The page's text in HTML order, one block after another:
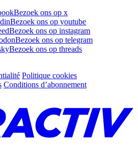
Bezoek ons op x
Bezoek ons op youtube
Bezoek ons op instagram
Bezoek ons op telegram
Bezoek ons op threads
Politique cookies
Conditions d’abonnement